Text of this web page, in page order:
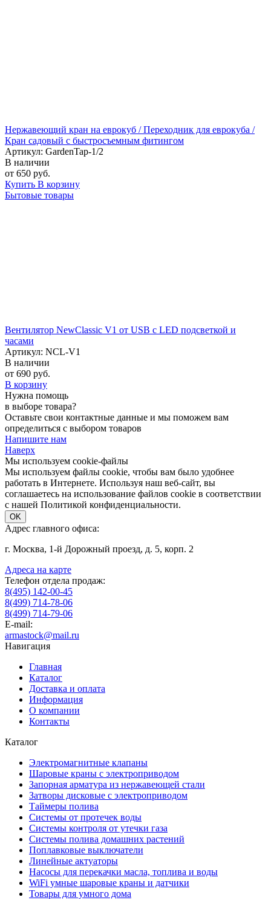
Нержавеющий кран на еврокуб / Переходник для еврокуба /
Кран садовый с быстросъемным фитингом
Артикул: GardenTap-1/2
В наличии
от 650 руб.
Купить В корзину
Бытовые товары
Вентилятор NewClassic V1 от USB с LED подсветкой и
часами
Артикул: NCL-V1
В наличии
от 690 руб.
В корзину
Нужна помощь
в выборе товара?
Оставьте свои контактные данные и мы поможем вам
определиться с выбором товаров
Напишите нам
Наверх
Мы используем cookie-файлы
Мы используем файлы cookie, чтобы вам было удобнее
работать в Интернете. Используя наш веб-сайт, вы
соглашаетесь на использование файлов cookie в соответствии
с нашей Политикой конфиденциальности.
OK
Адрес главного офиса:
г. Москва, 1-й Дорожный проезд, д. 5, корп. 2
Адреса на карте
Телефон отдела продаж:
8(495) 142-00-45
8(499) 714-78-06
8(499) 714-79-06
E-mail:
armastock@mail.ru
Навигация
Главная
Каталог
Доставка и оплата
Информация
О компании
Контакты
Каталог
Электромагнитные клапаны
Шаровые краны с электроприводом
Запорная арматура из нержавеющей стали
Затворы дисковые с электроприводом
Таймеры полива
Системы от протечек воды
Системы контроля от утечки газа
Системы полива домашних растений
Поплавковые выключатели
Линейные актуаторы
Насосы для перекачки масла, топлива и воды
WiFi умные шаровые краны и датчики
Товары для умного дома